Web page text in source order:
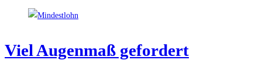
Viel Augen­maß gefordert